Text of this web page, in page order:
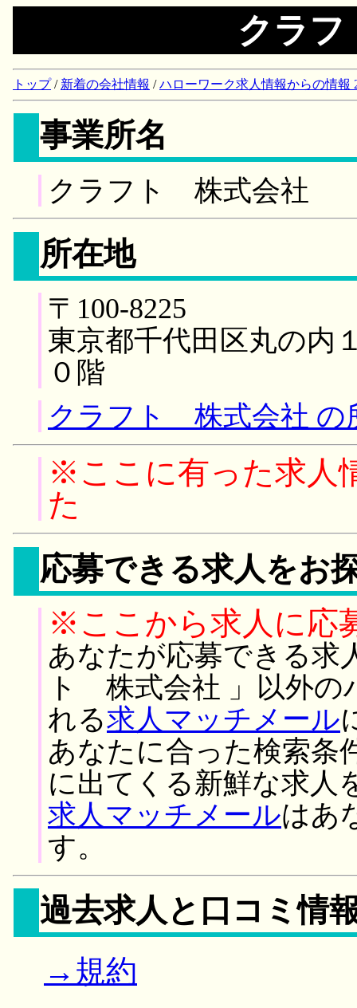
クラ
トップ/ 新着の会社情報 /ハローワーク求人情報からの情報
事業所名
クラフト 株式会社
所在地
〒100-8225
東京都千代田区丸の内
０階
クラフト 株式会社 の
※ここに有った求人
た
応募できる求人をお
※ここから求人に応
あなたが応募できる求
ト 株式会社 」以外の
れる求人マッチメール
あなたに合った検索条
に出てくる新鮮な求人
求人マッチメールはあ
す。
過去求人と口コミ情
→規約